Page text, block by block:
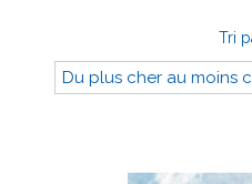
Tri
Du plus cher au moins
Ville